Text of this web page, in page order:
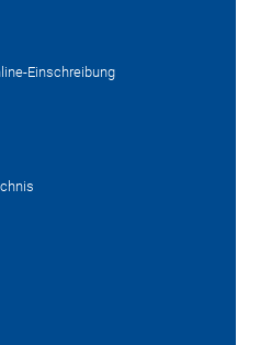
Einschreibung